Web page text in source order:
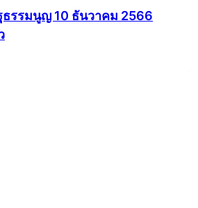
รรมนูญ 10 ธันวาคม 2566